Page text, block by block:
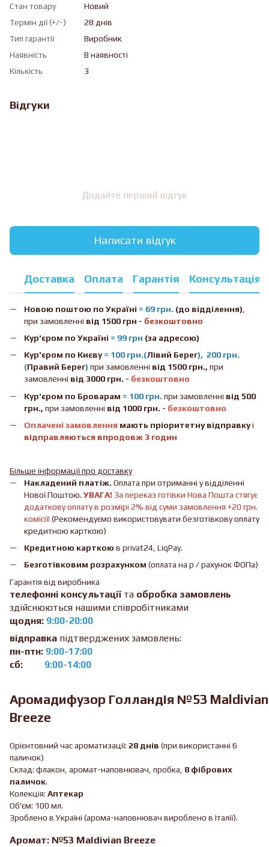
Стан товару
Новий
Термін дії (+/-)
28 днів
Тип гарантії
Виробник
Наявність
В наявності
Кількість
3
Відгуки
Додайте перший відгук
Написати відгук
Доставка Оплата Гарантія Консультація
Новою поштою по Україні = 69 грн. (до відділення)
при замовленні від 1500 грн - безкоштовно
Кур'єром по Україні = 99 грн (за адресою)
Кур'єром по Києву= 100 грн.(Лівий Берег), 200 грн.
(Правий Берег) при замовленні від 1500 грн., при
замовленні від 3000 грн. - безкоштовно
Кур'єром по Броварам = 100 грн. при замовленні від 500
грн., при замовленні від 1000 грн. - безкоштовно
Оплачені замовлення мають пріоритетну відправкуі
відправляються впродовж 3 годин
Більше інформації про доставку
Накладений платіж. Оплата при отриманні у відділенні
Нової Поштою. УВАГА! За переказ готівки Нова Пошта стягує
додаткову оплату в розмірі 2% від суми замовлення +20 грн.
комісії! (Рекомендуємо використовувати безготівкову оплату
кредитною карткою)
Кредитною карткою в privat24, LiqPay.
Безготівковим розрахунком (оплата на р / рахунок ФОПа)
Гарантія від виробника
телефонні консультації та обробка замовлень
здійснюються нашими співробітниками
щодня: 9:00-20:00
відправка підтверджених замовлень:
пн-птн: 9:00-17:00
сб:
9:00-14:00
Аромадифузор Голландія №53 Maldivian
Breeze
Орієнтовний час ароматизації: 28 днів (при використанні 6
паличок)
Склад: флакон, аромат-наповнювач, пробка, 8 фібрових
паличок.
Колекція: Аптекар
Об'єм: 100 мл.
Зроблено в Україні (арома-наповнювач вироблено в Італії).
Аромат: №53 Maldivian Breeze